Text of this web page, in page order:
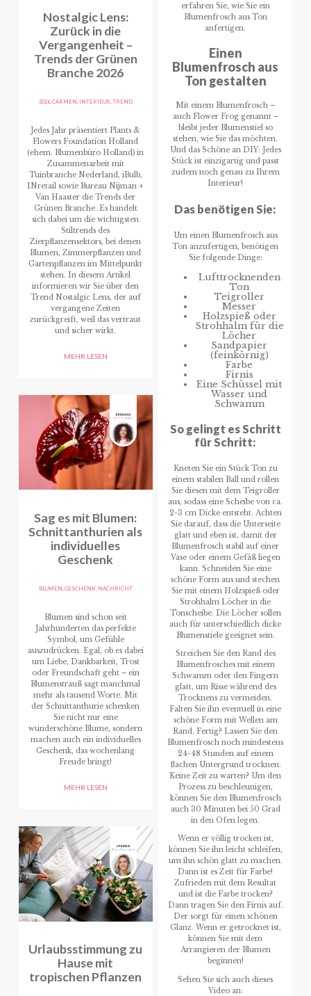
Nostalgic Lens:
Zurück in die
Vergangenheit –
Trends der Grünen
Branche 2026
2026,CARMEN, INTERIEUR,TREND
Jedes Jahr präsentiert Plants &
Flowers Foundation Holland
(ehem. Blumenbüro Holland) in
Zusammenarbeit mit
Tuinbranche Nederland, iBulb,
INretail sowie Bureau Nijman +
Van Haaster die Trends der
Grünen Branche. Es handelt
sich dabei um die wichtigsten
Stiltrends des
Zierpflanzensektors, bei denen
Blumen, Zimmerpflanzen und
Gartenpflanzen im Mittelpunkt
stehen. In diesem Artikel
informieren wir Sie über den
Trend Nostalgic Lens, der auf
vergangene Zeiten
zurückgreift, weil das vertraut
und sicher wirkt.
MEHR LESEN
Sag es mit Blumen:
Schnittanthurien als
individuelles
Geschenk
BLUMEN,GESCHENK, NACHRICHT
Blumen sind schon seit
Jahrhunderten das perfekte
Symbol, um Gefühle
auszudrücken. Egal, ob es dabei
um Liebe, Dankbarkeit, Trost
oder Freundschaft geht – ein
Blumenstrauß sagt manchmal
mehr als tausend Worte. Mit
der Schnittanthurie schenken
Sie nicht nur eine
wunderschöne Blume, sondern
machen auch ein individuelles
Geschenk, das wochenlang
Freude bringt!
MEHR LESEN
Urlaubsstimmung zu
Hause mit
tropischen Pflanzen
erfahren Sie, wie Sie ein
Blumenfrosch aus Ton
anfertigen.
Einen
Blumenfrosch aus
Ton gestalten
Mit einem Blumenfrosch –
auch Flower Frog genannt –
bleibt jeder Blumenstiel so
stehen, wie Sie das möchten.
Und das Schöne an DIY: Jedes
Stück ist einzigartig und passt
zudem noch genau zu Ihrem
Interieur!
Das benötigen Sie:
Um einen Blumenfrosch aus
Ton anzufertigen, benötigen
Sie folgende Dinge:
Lufttrocknenden
Ton
Teigroller
Messer
Holzspieß oder
Strohhalm für die
Löcher
Sandpapier
(feinkörnig)
Farbe
Firnis
Eine Schüssel mit
Wasser und
Schwamm
So gelingt es Schritt
für Schritt:
Kneten Sie ein Stück Ton zu
einem stabilen Ball und rollen
Sie diesen mit dem Teigroller
aus, sodass eine Scheibe von ca.
2-3 cm Dicke entsteht. Achten
Sie darauf, dass die Unterseite
glatt und eben ist, damit der
Blumenfrosch stabil auf einer
Vase oder einem Gefäß liegen
kann. Schneiden Sie eine
schöne Form aus und stechen
Sie mit einem Holzspieß oder
Strohhalm Löcher in die
Tonscheibe. Die Löcher sollen
auch für unterschiedlich dicke
Blumenstiele geeignet sein.
Streichen Sie den Rand des
Blumenfrosches mit einem
Schwamm oder den Fingern
glatt, um Risse während des
Trocknens zu vermeiden.
Falten Sie ihn eventuell in eine
schöne Form mit Wellen am
Rand. Fertig? Lassen Sie den
Blumenfrosch noch mindestens
24-48 Stunden auf einem
flachen Untergrund trocknen.
Keine Zeit zu warten? Um den
Prozess zu beschleunigen,
können Sie den Blumenfrosch
auch 30 Minuten bei 50 Grad
in den Ofen legen.
Wenn er völlig trocken ist,
können Sie ihn leicht schleifen,
um ihn schön glatt zu machen.
Dann ist es Zeit für Farbe!
Zufrieden mit dem Resultat
und ist die Farbe trocken?
Dann tragen Sie den Firnis auf.
Der sorgt für einen schönen
Glanz. Wenn er getrocknet ist,
können Sie mit dem
Arrangieren der Blumen
beginnen!
Sehen Sie sich auch dieses
Video an: